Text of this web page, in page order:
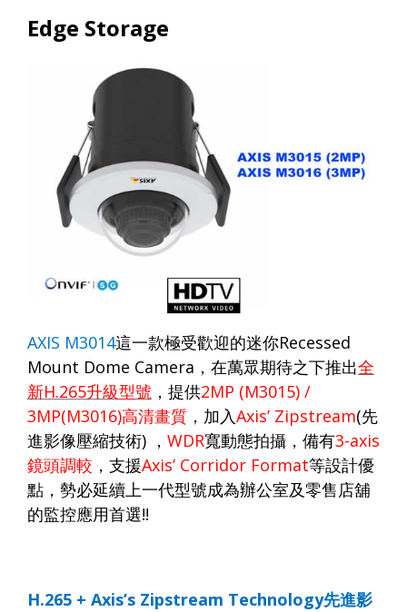
Edge Storage
AXIS M3014這一款極受歡迎的迷你Recessed
Mount Dome Camera ，在萬眾期待之下推出全
新H.265升級型號 ，提供2MP (M3015) /
3MP(M3016)高清畫質 ，加入Axis’ Zipstream(先
進影像壓縮技術) ， WDR寬動態拍攝，備有3-axis
鏡頭調較 ，支援Axis’ Corridor Format等設計優
點，勢必延續上一代型號成為辦公室及零售店舖
的監控應用首選!!
H.265 + Axis’s Zipstream Technology先進影